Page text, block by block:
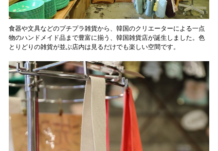
食器や文具などのプチプラ雑貨から、韓国のクリエーターによる一点
物のハンドメイド品まで豊富に揃う、韓国雑貨店が誕生しました。色
とりどりの雑貨が並ぶ店内は見るだけでも楽しい空間です。